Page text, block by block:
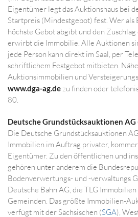
Eigentümer legt das Auktionshaus bei
Startpreis (Mindestgebot) fest. Wer als
höchste Gebot abgibt und den
erwirbt die Immobilie. Alle Auktionen
jede Person kann direkt im Saal, per
schriftlichem Festgebot mitbieten.
Auktionsimmobilien und
www.dga-ag.dezu finden oder
80.
Deutsche Grundstücksauktionen
Die Deutsche Grundstücksauktionen
Immobilien im Auftrag privater,
Eigentümer. Zu den öffentlichen und
gehören unter anderem die
Bodenverwertungs- und -verwaltungs
Deutsche Bahn AG, die TLG
Gemeinden. Das größte Immobilien-
verfügt mit der Sächsischen (SGA),